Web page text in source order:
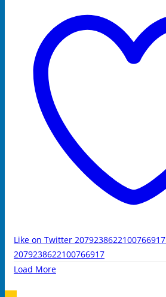
Like on Twitter 2079238622100766917
2079238622100766917
Load More